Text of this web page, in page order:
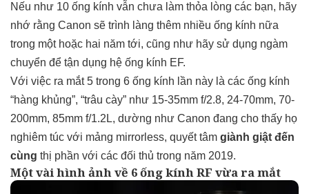
Nếu như 10 ống kính vẫn chưa làm thỏa lòng các bạn, hãy
nhớ rằng Canon sẽ trình làng thêm nhiều ống kính nữa
trong một hoặc hai năm tới, cũng như hãy sử dụng ngàm
chuyển để tận dụng hệ ống kính EF.
Với việc ra mắt 5 trong 6 ống kính lần này là các ống kính
“hàng khủng”, “trâu cày” như 15-35mm f/2.8, 24-70mm, 70-
200mm, 85mm f/1.2L, dường như Canon đang cho thấy họ
nghiêm túc với mảng mirrorless, quyết tâm giành giật đến
cùng thị phần với các đối thủ trong năm 2019.
Một vài hình ảnh về 6 ống kính RF vừa ra mắt